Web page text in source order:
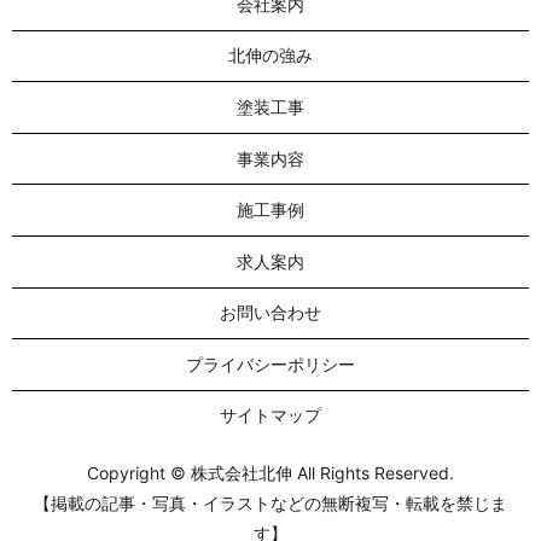
北伸の強み
塗装工事
事業内容
施工事例
求人案内
お問い合わせ
プライバシーポリシー
サイトマップ
Copyright © 株式会社北伸 All Rights Reserved.
【掲載の記事・写真・イラストなどの無断複写・転載を禁じま
す】